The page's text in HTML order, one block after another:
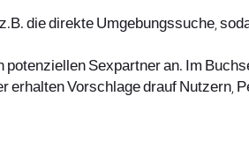
die direkte Umgebungssuche,
Sexpartner an. Im
erhalten Vorschlage drauf Nutzern,